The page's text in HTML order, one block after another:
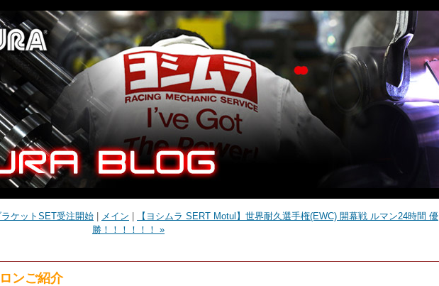
ケットSET受注開始 メイン
【ヨシムラ SERT Motul】世界耐久選手権(EWC) 開幕戦 ルマン24時間 優
勝！！！！！！ »
ンご紹介